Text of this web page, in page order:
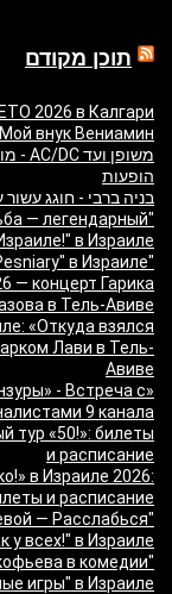
תוכן מקודם
2026 в Калгари
внук Вениамин
הופעות
בניה ברבי - חוגג עשור על הבמות! 2026 -
— легендарный
в Израиле
"Песняры — Pesniary" в Израиле
— концерт Гарика
в Тель-Авиве
«Откуда взялся
Лави в Тель-
Авиве
- Встреча с
9 канала
тур «50!»: билеты
и расписание
в Израиле 2026:
и расписание
— Расслабься
у всех!" в Израиле
в комедии
игры" в Израиле